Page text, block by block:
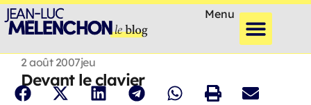
Menu
2 août 2007jeu
Devant le clavier